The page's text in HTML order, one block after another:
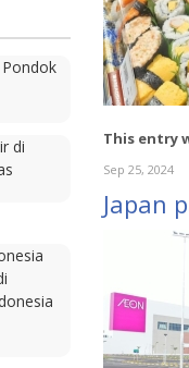
Pondok
di
This entry
Sep 25, 2024
Japan